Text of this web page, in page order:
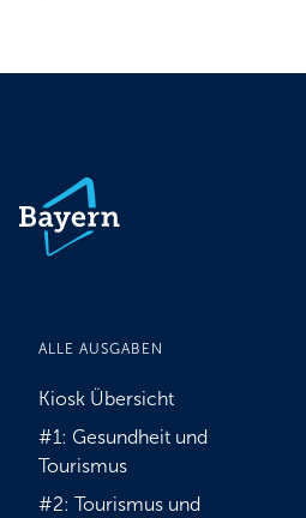
ALLE AUSGABEN
Kiosk Übersicht
#1: Gesundheit und
Tourismus
#2: Tourismus und